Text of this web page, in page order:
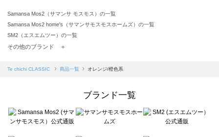
Samansa Mos2（サマンサ モスモス）の一覧
Samansa Mos2 home's（サマンサモスモスホームズ）の一覧
SM2（エスエムツー）の一覧
TSUHARU by Samansa Mos2（ツハルバイサマンサモスモス）の一覧
Samansa Mos2 blue（サマンサモスモス ブルー）の一覧
Te chichi（テチチ）の一覧
Te chichi CLASSIC（テチチ クラシック）の一覧
その他のブランド ＋
Te chichi CLASSIC 商品一覧 オレンジ/橙色系
ブランド一覧